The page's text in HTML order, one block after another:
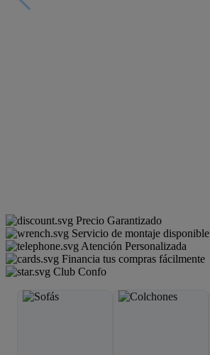
Precio Garantizado
Servicio de montaje disponible
Atención Personalizada
Financia tus compras fácilmente
Club Confo